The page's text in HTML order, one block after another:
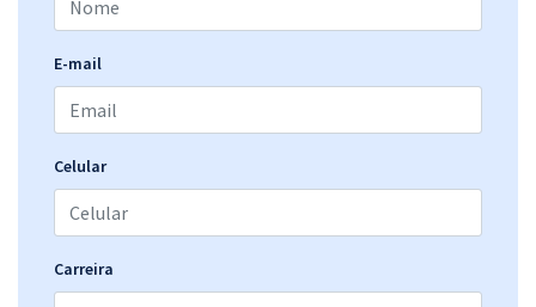
E-mail
Celular
Carreira